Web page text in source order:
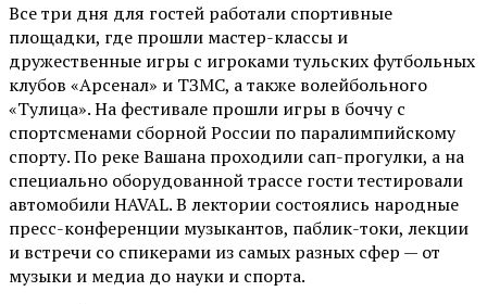
Все три дня для гостей работали спортивные
площадки, где прошли мастер-классы и
дружественные игры с игроками тульских футбольных
клубов «Арсенал» и ТЗМС, а также волейбольного
«Тулица». На фестивале прошли игры в боччу с
спортсменами сборной России по паралимпийскому
спорту. По реке Вашана проходили сап-прогулки, а на
специально оборудованной трассе гости тестировали
автомобили HAVAL. В лектории состоялись народные
пресс-конференции музыкантов, паблик-токи, лекции
и встречи со спикерами из самых разных сфер — от
музыки и медиа до науки и спорта.